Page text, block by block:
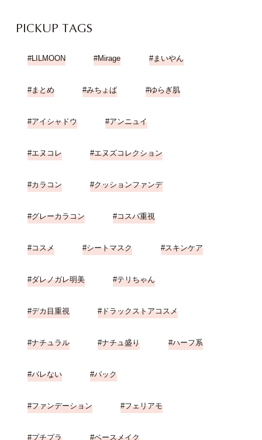
PICKUP TAGS
LILMOON Mirage まいやん
まとめ みちょぱ ゆらぎ肌
アイシャドウ アンニュイ
エヌコレ エヌズコレクション
カラコン クッションファンデ
グレーカラコン コスパ重視
コスメ シートマスク スキンケア
ダレノガレ明美 テリちゃん
デカ目重視 ドラックストアコスメ
ナチュラル ナチュ盛り ハーフ系
バレない パック
ファンデーション フェリアモ
プチプラ ベースメイク